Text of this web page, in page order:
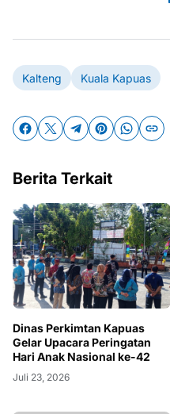
Kalteng Kuala Kapuas
Berita Terkait
Dinas Perkimtan Kapuas
Gelar Upacara Peringatan
Hari Anak Nasional ke-42
Juli 23, 2026